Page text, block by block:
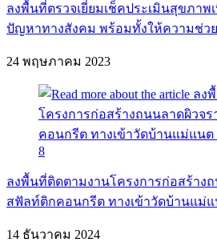
ลงพื้นที่ตรวจเยี่ยมเช็คประเมินสุขภาพ
ปัญหาทางสังคม พร้อมทั้งให้ความช่วย
24 พฤษภาคม 2023
ลงพื้นที่ติดตามงานโครงการก่อสร้าง
สฟัลท์ติกคอนกรีต ทางเข้าวัดบ้านแม่
14 ธันวาคม 2024